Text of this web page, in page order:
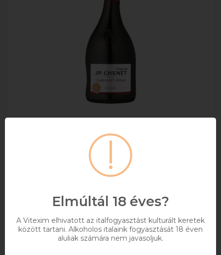
0.75l
MAXIMUM 12 ÜVEG/RENDELÉS!
2 274 Ft
Raktáron
Elmúltál 18 éves?
A Vitexim elhivatott az italfogyasztást kulturált keretek
között tartani. Alkoholos italaink fogyasztását 18 éven
aluliak számára nem javasoljuk.